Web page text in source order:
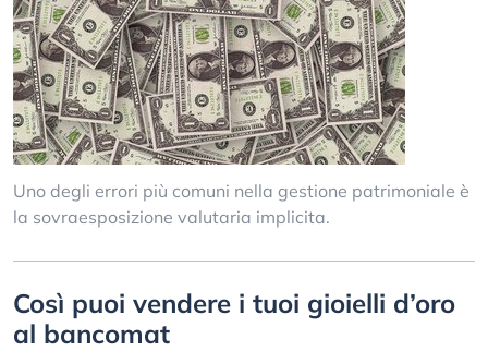
Uno degli errori più comuni nella gestione patrimoniale è
la sovraesposizione valutaria implicita.
Così puoi vendere i tuoi gioielli d’oro
al bancomat